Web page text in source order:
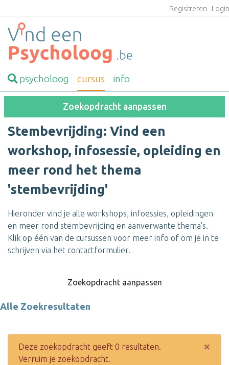
Registreren
psycholoog cursus info
Zoekopdracht aanpassen
Stembevrijding: Vind een
workshop, infosessie, opleiding en
meer rond het thema
'stembevrijding'
Hieronder vind je alle workshops, infoessies, opleidingen
en meer rond stembevrijding en aanverwante thema's.
Klik op één van de cursussen voor meer info of om je in te
schrijven via het contactformulier.
Zoekopdracht aanpassen
Alle Zoekresultaten
Deze zoekopdracht geeft 0 resultaten.
Verruim je zoekopdracht.
×